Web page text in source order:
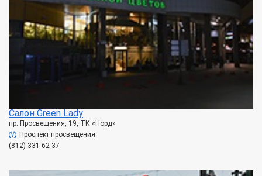
Салон Green Lady
пр. Просвещения, 19, ТК «Норд»
Проспект просвещения
(812) 331-62-37